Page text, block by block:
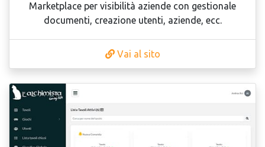
Marketplace per visibilità aziende con gestionale
documenti, creazione utenti, aziende, ecc.
Vai al sito